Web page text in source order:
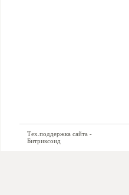
Тех.поддержка сайта -
Битриксоид